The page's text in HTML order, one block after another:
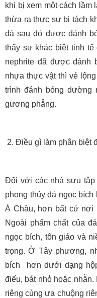
khi bị xem một cách lầm
thừa ra thực sự bị tách
đá sau đó được đánh
thấy sự khác biệt tinh tế
nephrite đã được đánh
nhựa thực vật thì vẻ
trình đánh bóng dường
gương phẳng.
2. Điều gì làm phân biệt
Đối với các nhà sưu tập
phong thủy đá ngọc
Á Châu, hơn bất cứ nơi
Ngoài phẩm chất của
ngọc bích, tôn giáo và
trọng. Ở Tây phương,
bích hơn dưới dạng
điếu, bát nhỏ hoặc
riêng cùng ưa chuộng